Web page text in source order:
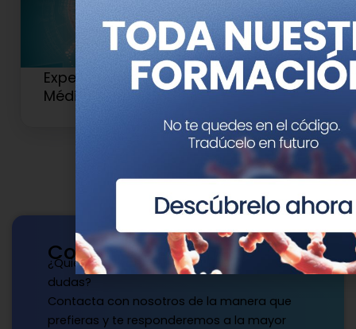
Experto Universitario en Genética
Médica y Genómica (Antiguo 2)
Contacto
¿Quieres publicar con nosotros? ¿Tienes
dudas?
Contacta con nosotros de la manera que
prefieras y te responderemos a la mayor